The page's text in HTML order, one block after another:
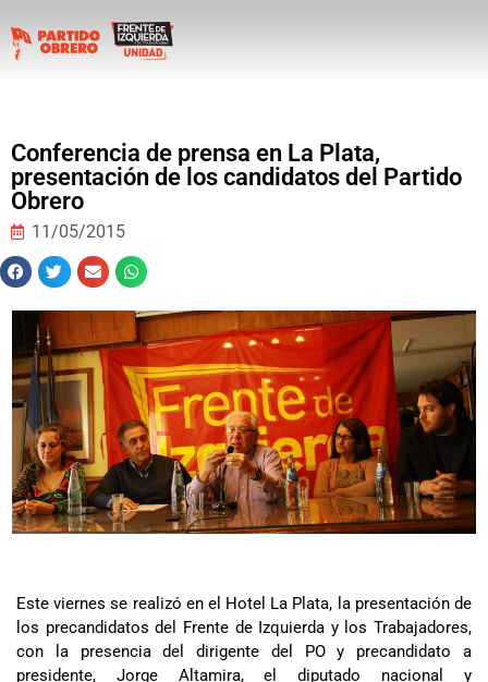
Conferencia de prensa en La Plata,
presentación de los candidatos del Partido
Obrero
11/05/2015
Este viernes se realizó en el Hotel La Plata, la presentación de
los precandidatos del Frente de Izquierda y los Trabajadores,
con la presencia del dirigente del PO y precandidato a
presidente, Jorge Altamira, el diputado nacional y